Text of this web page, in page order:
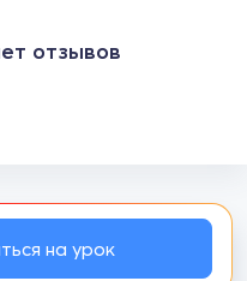
отзывов
на урок